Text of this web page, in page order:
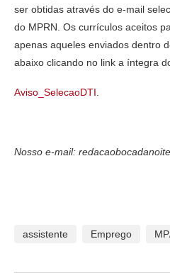
ser obtidas através do e-mail
do MPRN. Os currículos aceitos
apenas aqueles enviados dentro
abaixo clicando no link a íntegra
Aviso_SelecaoDTI
Nosso e-mail:
assistente Emprego